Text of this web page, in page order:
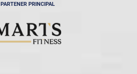
PARTENER PRINCIPAL